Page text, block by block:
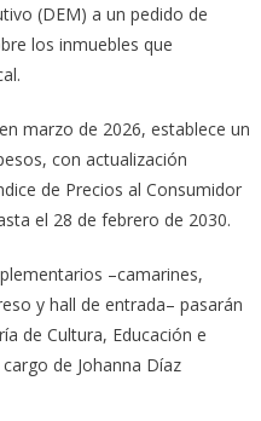
(DEM) a un pedido de
los inmuebles que
marzo de 2026, establece un
con actualización
de Precios al Consumidor
el 28 de febrero de 2030.
–camarines,
y hall de entrada– pasarán
de Cultura, Educación e
de Johanna Díaz